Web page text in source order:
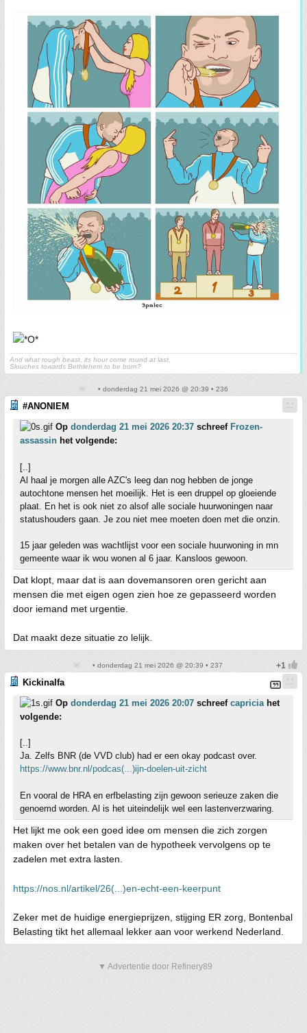
And what rough beast, its hour come round at last,
Slouches towards Bethlehem to be born?
• donderdag 21 mei 2026 @ 20:39 • 236
#ANONIEM
Op donderdag 21 mei 2026 20:37 schreef Frozen-
assassin het volgende:
[..]
Al haal je morgen alle AZC's leeg dan nog hebben de jonge
autochtone mensen het moeilijk. Het is een druppel op gloeiende
plaat. En het is ook niet zo alsof alle sociale huurwoningen naar
statushouders gaan. Je zou niet mee moeten doen met die onzin.
15 jaar geleden was wachtlijst voor een sociale huurwoning in mn
gemeente waar ik wou wonen al 6 jaar. Kansloos gewoon.
Dat klopt, maar dat is aan dovemansoren oren gericht aan
mensen die met eigen ogen zien hoe ze gepasseerd worden
door iemand met urgentie.
Dat maakt deze situatie zo lelijk.
• donderdag 21 mei 2026 @ 20:39 • 237
Kickinalfa
Op donderdag 21 mei 2026 20:07 schreef capricia het
volgende:
[..]
Ja. Zelfs BNR (de VVD club) had er een okay podcast over.
https://www.bnr.nl/podcas(...)ijn-doelen-uit-zicht
En vooral de HRA en erfbelasting zijn gewoon serieuze zaken die
genoemd worden. Al is het uiteindelijk wel een lastenverzwaring.
Het lijkt me ook een goed idee om mensen die zich zorgen
maken over het betalen van de hypotheek vervolgens op te
zadelen met extra lasten.
https://nos.nl/artikel/26(...)en-echt-een-keerpunt
Zeker met de huidige energieprijzen, stijging ER zorg, Bontenbal
Belasting tikt het allemaal lekker aan voor werkend Nederland.
▼ Advertentie door Refinery89